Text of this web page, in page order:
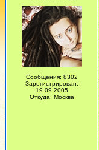
Сообщения: 8302
Зарегистрирован:
19.09.2005
Откуда: Москва